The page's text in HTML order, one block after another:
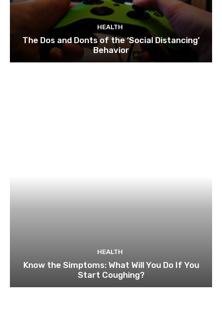
HEALTH
The Dos and Donts of the ‘Social Distancing’
Behavior
HEALTH
Know the Simptoms: What Will You Do If You
Start Coughing?